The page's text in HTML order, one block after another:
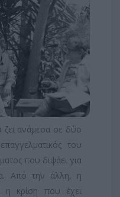
ζει ανάμεσα σε δύο
του
που διψάει για
Από την άλλη, η
η κρίση που έχει